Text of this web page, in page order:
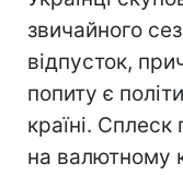
звичайного
відпусток,
попиту є
країні.
на валютному